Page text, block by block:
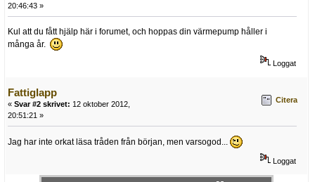
20:46:43 »
Kul att du fått hjälp här i forumet, och hoppas din värmepump håller i
många år.
Loggat
Fattiglapp
« Svar #2 skrivet: 12 oktober 2012,
20:51:21 »
Citera
Jag har inte orkat läsa tråden från början, men varsogod...
Loggat